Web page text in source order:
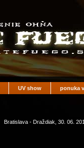
UV show ponuka
Bratislava - Draždiak, 30. 06.